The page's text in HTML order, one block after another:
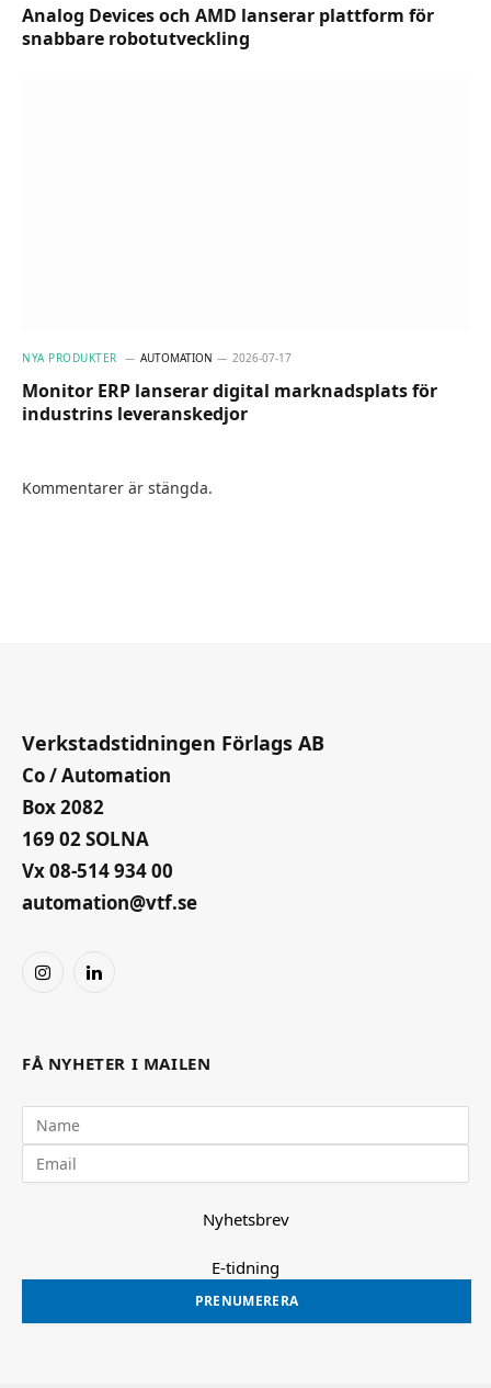
Analog Devices och AMD lanserar plattform för
snabbare robotutveckling
NYA PRODUKTER AUTOMATION 2026-07-17
Monitor ERP lanserar digital marknadsplats för
industrins leveranskedjor
Kommentarer är stängda.
Verkstadstidningen Förlags AB
Co / Automation
Box 2082
169 02 SOLNA
Vx 08-514 934 00
automation@vtf.se
InstagramLinkedIn
FÅ NYHETER I MAILEN
Nyhetsbrev
E-tidning
PRENUMERERA